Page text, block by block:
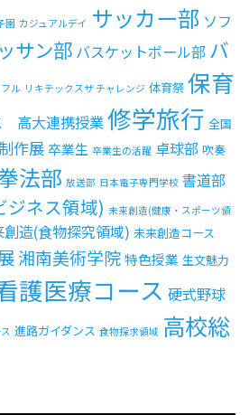
園 カジュアルデイ サッカー部 ソフ
サン部 バスケットボール部 バ
ル リキテックスザ チャレンジ 体育祭 保育
高大連携授業修学旅行 全国
作展卒業生 卒業生の活躍 卓球部 吹奏
法部 放送部 日本電子専門学校 書道部
ジネス領域) 未来創造(健康・スポーツ領
創造(食物探究領域) 未来創造コース
湘南美術学院特色授業 生文魅力
護医療コース 硬式野球
進路ガイダンス 食物探求領域 高校総